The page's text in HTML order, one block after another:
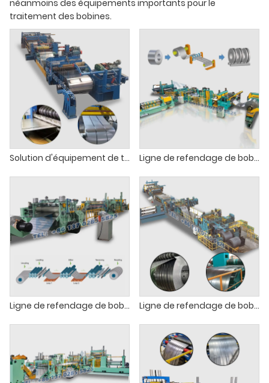
néanmoins des équipements importants pour le
traitement des bobines.
Solution d'équipement de traitement de bobines Ligne de refendage de bobines d'acier
Ligne de refendage de bobines à grande vitesse Ligne de refendage de bobines d'acier épais